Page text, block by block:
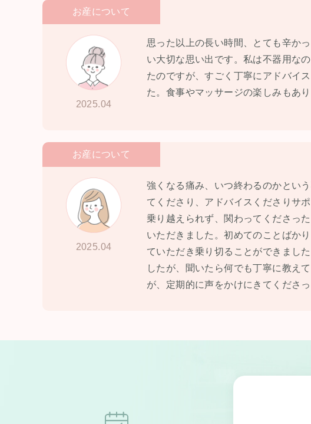
お産について
2025.04
思った以上の長い時間、とても辛か
い大切な思い出です。私は不器用な
たのですが、すごく丁寧にアドバイ
た。食事やマッサージの楽しみもあ
お産について
2025.04
強くなる痛み、いつ終わるのかとい
てくださり、アドバイスくださりサ
乗り越えられず、関わってくださっ
いただきました。初めてのことばか
ていただき乗り切ることができまし
したが、聞いたら何でも丁寧に教え
が、定期的に声をかけにきてくださ